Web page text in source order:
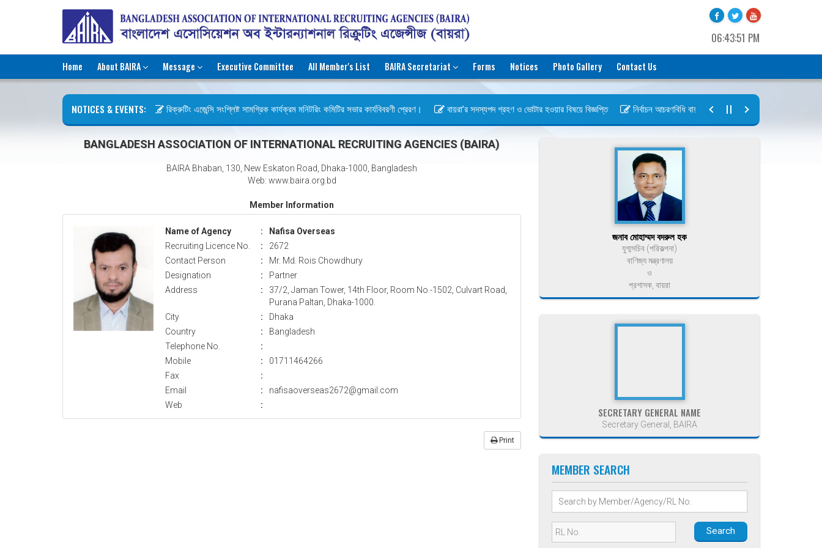
06:43:51 PM
Home About BAIRA Message Executive Committee All Member's List BAIRA Secretariat Forms Notices Photo Gallery Contact Us
NOTICES & EVENTS: রিক্রুটিং এজেন্সি সংশ্লিষ্ট সামগ্রিক কার্যক্রম মনিটরিং কমিটির সভার কার্যবিবরণী প্রেরণ। বায়রা’র সদস্যপদ গ্রহণ ও ভোটার হওয়ার বিষয়ে বিজ্ঞপ্তি নির্বাচন আচরণবিধি বায়রা ২০২৬-২০২৮
BANGLADESH ASSOCIATION OF INTERNATIONAL RECRUITING AGENCIES (BAIRA)
BAIRA Bhaban, 130, New Eskaton Road, Dhaka-1000, Bangladesh
Web: www.baira.org.bd
Member Information
Name of Agency :
Nafisa Overseas
Recruiting Licence No.
:
2672
Contact Person
:
Mr. Md. Rois Chowdhury
Designation
:
Partner
Address
:
37/2, Jaman Tower, 14th Floor, Room No.-1502, Culvart Road,
Purana Paltan, Dhaka-1000.
City
:
Dhaka
Country
:
Bangladesh
Telephone No.
:
Mobile
:
01711464266
Fax
:
Email
:
nafisaoverseas2672@gmail.com
Web
:
Print
জনাব মোহাম্মদ বদরুল হক
যুগ্মসচিব (পরিকল্পনা)
বাণিজ্য মন্ত্রণালয়
ও
প্রশাসক, বায়রা
SECRETARY GENERAL NAME
Secretary General, BAIRA
MEMBER SEARCH
Search